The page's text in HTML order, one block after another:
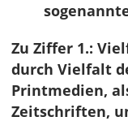
Zu Ziffer 1.:
durch Vielfalt
Printmedien,
Zeitschriften,